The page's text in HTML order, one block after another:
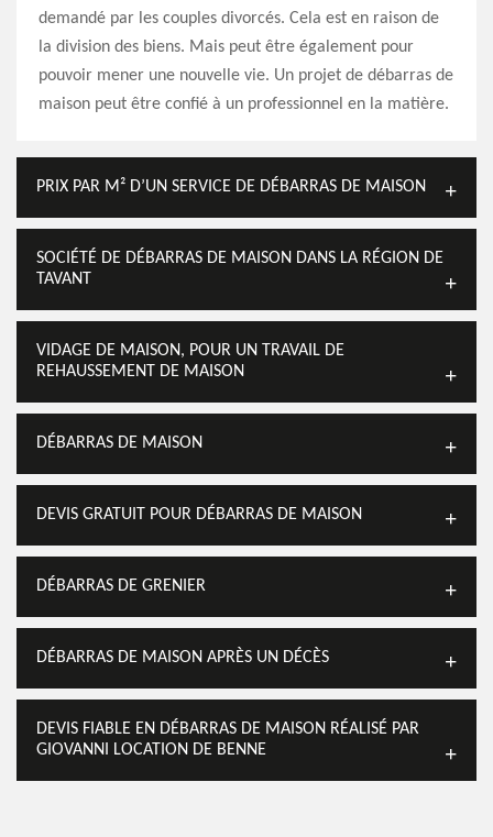
demandé par les couples divorcés. Cela est en raison de
la division des biens. Mais peut être également pour
pouvoir mener une nouvelle vie. Un projet de débarras de
maison peut être confié à un professionnel en la matière.
PRIX PAR M² D’UN SERVICE DE DÉBARRAS DE MAISON
SOCIÉTÉ DE DÉBARRAS DE MAISON DANS LA RÉGION DE
TAVANT
VIDAGE DE MAISON, POUR UN TRAVAIL DE
REHAUSSEMENT DE MAISON
DÉBARRAS DE MAISON
DEVIS GRATUIT POUR DÉBARRAS DE MAISON
DÉBARRAS DE GRENIER
DÉBARRAS DE MAISON APRÈS UN DÉCÈS
DEVIS FIABLE EN DÉBARRAS DE MAISON RÉALISÉ PAR
GIOVANNI LOCATION DE BENNE